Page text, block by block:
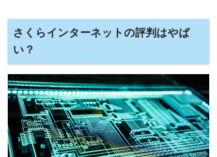
さくらインターネットの評判はやば
い？